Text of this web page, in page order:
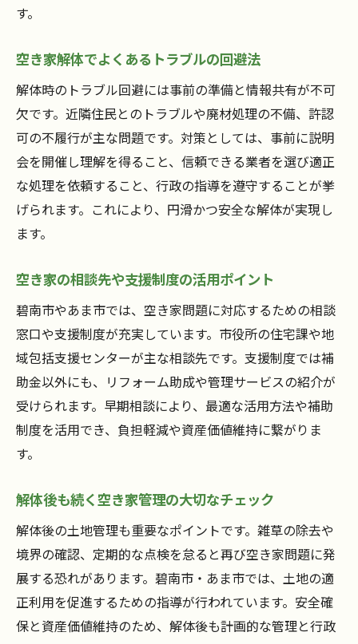
す。
空き家解体でよくあるトラブルの回避法
解体時のトラブル回避には事前の準備と情報共有が不可
欠です。近隣住民とのトラブルや廃材処理の不備、許認
可の不履行が主な問題です。対策としては、事前に説明
会を開催し理解を得ること、信頼できる業者を選び適正
な処理を依頼すること、行政の指導を遵守することが挙
げられます。これにより、円滑かつ安全な解体が実現し
ます。
空き家の相談先や支援制度の活用ポイント
碧南市やあま市では、空き家問題に対応するための相談
窓口や支援制度が充実しています。市役所の住宅課や地
域包括支援センターが主な相談先です。支援制度では補
助金以外にも、リフォーム助成や管理サービスの紹介が
受けられます。早期相談により、最適な活用方法や補助
制度を活用でき、負担軽減や資産価値維持に繋がりま
す。
解体後も続く空き家管理の大切なチェック
解体後の土地管理も重要なポイントです。雑草の除去や
境界の確認、定期的な点検を怠ると再び空き家問題に発
展する恐れがあります。碧南市・あま市では、土地の適
正利用を促進するための指導が行われています。安全確
保と資産価値維持のため、解体後も計画的な管理と行政